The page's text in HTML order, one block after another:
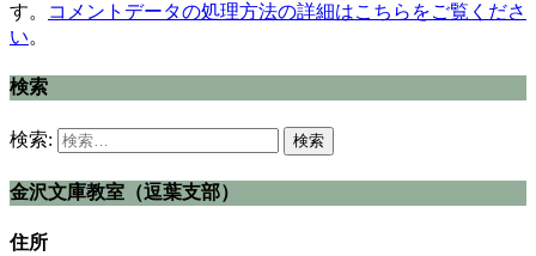
す。
コメントデータの処理方法の詳細はこちらをご覧くださ
い。
検索
検索:
金沢文庫教室（逗葉支部）
住所